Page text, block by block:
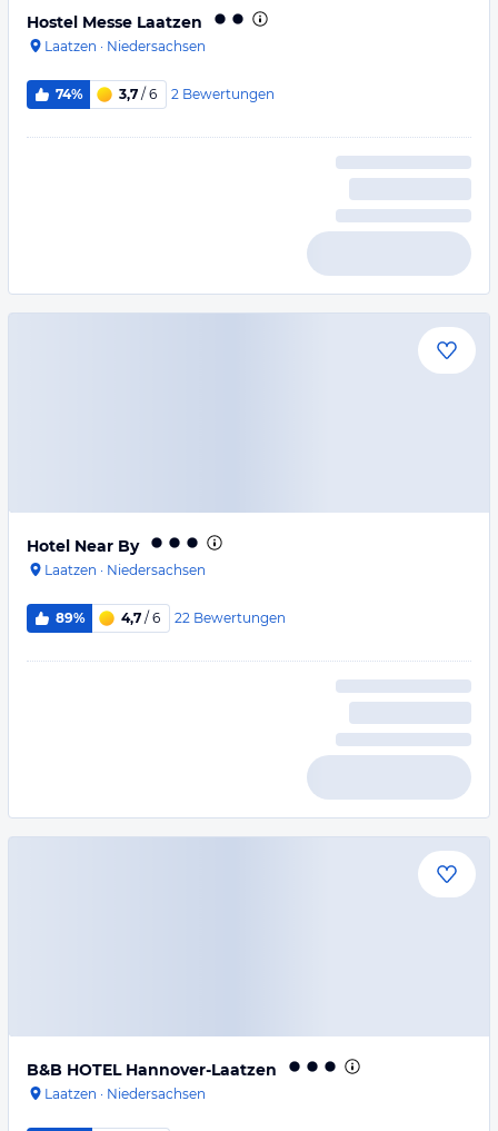
Hostel Messe Laatzen
Laatzen · Niedersachsen
74% 3,7 / 6 2 Bewertungen
Hotel Near By
Laatzen · Niedersachsen
89% 4,7 / 6 22 Bewertungen
B&B HOTEL Hannover-Laatzen
Laatzen · Niedersachsen